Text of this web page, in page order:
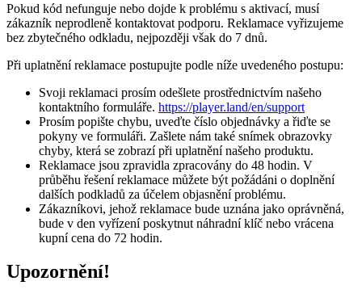
Pokud kód nefunguje nebo dojde k problému s aktivací, musí
zákazník neprodleně kontaktovat podporu. Reklamace vyřizujeme
bez zbytečného odkladu, nejpozději však do 7 dnů.
Při uplatnění reklamace postupujte podle níže uvedeného postupu:
Svoji reklamaci prosím odešlete prostřednictvím našeho
kontaktního formuláře. https://player.land/en/support
Prosím popište chybu, uveďte číslo objednávky a řiďte se
pokyny ve formuláři. Zašlete nám také snímek obrazovky
chyby, která se zobrazí při uplatnění našeho produktu.
Reklamace jsou zpravidla zpracovány do 48 hodin. V
průběhu řešení reklamace můžete být požádáni o doplnění
dalších podkladů za účelem objasnění problému.
Zákazníkovi, jehož reklamace bude uznána jako oprávněná,
bude v den vyřízení poskytnut náhradní klíč nebo vrácena
kupní cena do 72 hodin.
Upozornění!